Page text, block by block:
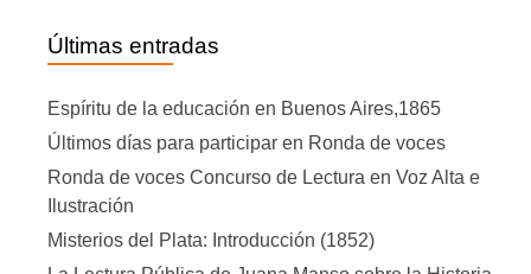
Últimas entradas
Espíritu de la educación en Buenos Aires,1865
Últimos días para participar en Ronda de voces
Ronda de voces Concurso de Lectura en Voz Alta e
Ilustración
Misterios del Plata: Introducción (1852)